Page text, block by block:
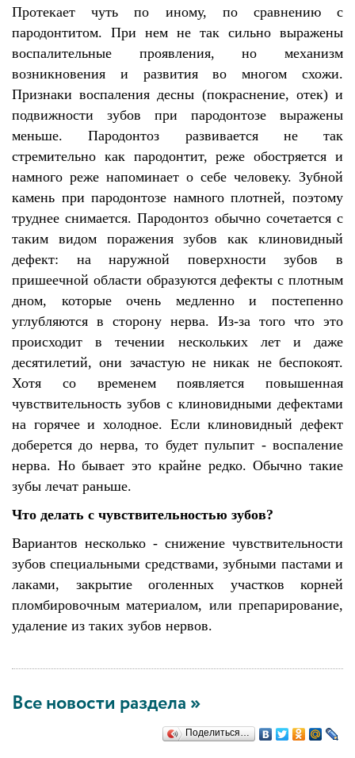
Протекает чуть по иному, по сравнению с
пародонтитом. При нем не так сильно выражены
воспалительные проявления, но механизм
возникновения и развития во многом схожи.
Признаки воспаления десны (покраснение, отек) и
подвижности зубов при пародонтозе выражены
меньше. Пародонтоз развивается не так
стремительно как пародонтит, реже обостряется и
намного реже напоминает о себе человеку. Зубной
камень при пародонтозе намного плотней, поэтому
труднее снимается. Пародонтоз обычно сочетается с
таким видом поражения зубов как клиновидный
дефект: на наружной поверхности зубов в
пришеечной области образуются дефекты с плотным
дном, которые очень медленно и постепенно
углубляются в сторону нерва. Из-за того что это
происходит в течении нескольких лет и даже
десятилетий, они зачастую не никак не беспокоят.
Хотя со временем появляется повышенная
чувствительность зубов с клиновидными дефектами
на горячее и холодное. Если клиновидный дефект
доберется до нерва, то будет пульпит - воспаление
нерва. Но бывает это крайне редко. Обычно такие
зубы лечат раньше.
Что делать с чувствительностью зубов?
Вариантов несколько - снижение чувствительности
зубов специальными средствами, зубными пастами и
лаками, закрытие оголенных участков корней
пломбировочным материалом, или препарирование,
удаление из таких зубов нервов.
Все новости раздела »
Поделиться…